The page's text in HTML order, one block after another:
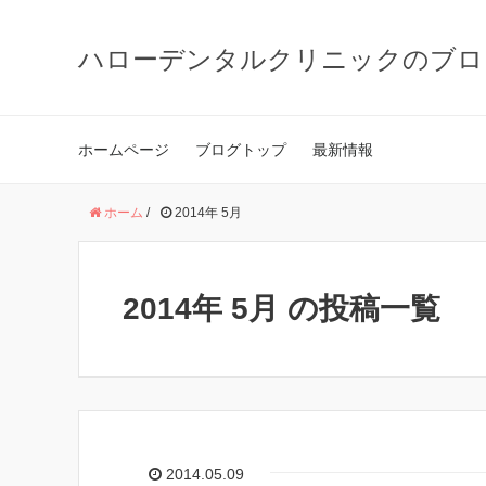
ハローデンタルクリニックのブ
ホームページ ブログトップ 最新情報
ホーム / 2014年 5月
2014年 5月 の投稿一覧
2014.05.09